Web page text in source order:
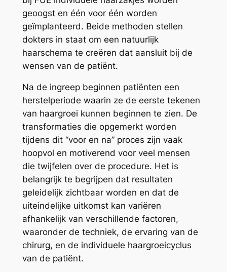
geoogst en één voor één worden
geïmplanteerd. Beide methoden stellen
dokters in staat om een natuurlijk
haarschema te creëren dat aansluit bij de
wensen van de patiënt.
Na de ingreep beginnen patiënten een
herstelperiode waarin ze de eerste tekenen
van haargroei kunnen beginnen te zien. De
transformaties die opgemerkt worden
tijdens dit “voor en na” proces zijn vaak
hoopvol en motiverend voor veel mensen
die twijfelen over de procedure. Het is
belangrijk te begrijpen dat resultaten
geleidelijk zichtbaar worden en dat de
uiteindelijke uitkomst kan variëren
afhankelijk van verschillende factoren,
waaronder de techniek, de ervaring van de
chirurg, en de individuele haargroeicyclus
van de patiënt.